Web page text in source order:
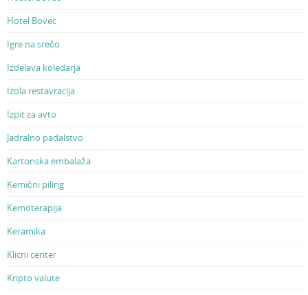
Hotel Bovec
Igre na srečo
Izdelava koledarja
Izola restavracija
Izpit za avto
Jadralno padalstvo
Kartonska embalaža
Kemični piling
Kemoterapija
Keramika
Klicni center
Kripto valute